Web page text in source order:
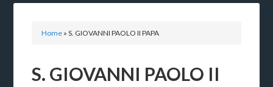
Home »S. GIOVANNI PAOLO II PAPA
S. GIOVANNI PAOLO II